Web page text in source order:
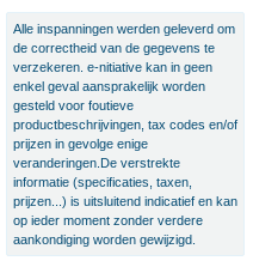
Alle inspanningen werden geleverd om
de correctheid van de gegevens te
verzekeren. e-nitiative kan in geen
enkel geval aansprakelijk worden
gesteld voor foutieve
productbeschrijvingen, tax codes en/of
prijzen in gevolge enige
veranderingen.De verstrekte
informatie (specificaties, taxen,
prijzen...) is uitsluitend indicatief en kan
op ieder moment zonder verdere
aankondiging worden gewijzigd.